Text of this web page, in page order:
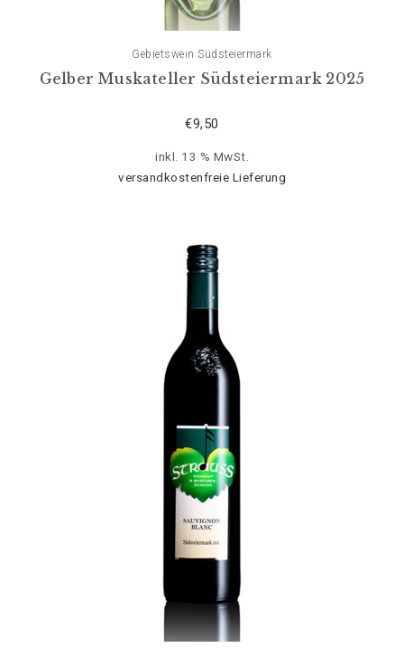
Gebietswein Südsteiermark
Gelber Muskateller Südsteiermark 2025
€9,50
inkl. 13 % MwSt.
versandkostenfreie Lieferung